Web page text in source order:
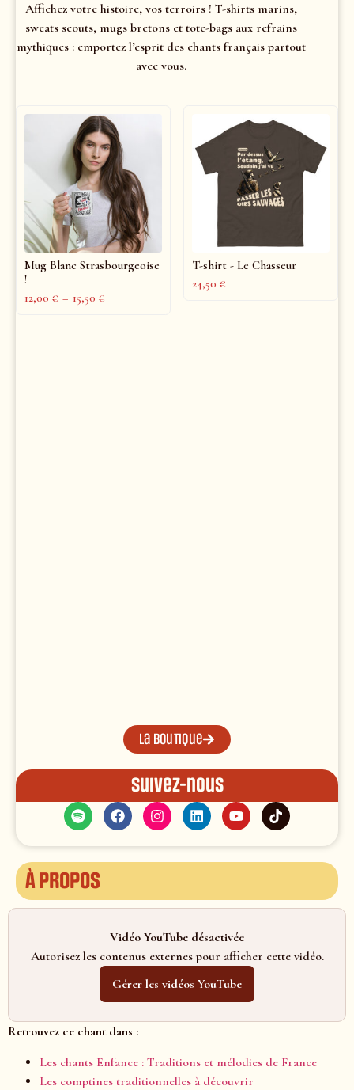
Affichez votre histoire, vos terroirs ! T-shirts marins,
sweats scouts, mugs bretons et tote-bags aux refrains
mythiques : emportez l’esprit des chants français partout
avec vous.
Mug Blanc Strasbourgeoise
!
12,00 € – 15,50 €
T-shirt - Le Chasseur
24,50 €
La boutique
Suivez-nous
À propos
Vidéo YouTube désactivée
Autorisez les contenus externes pour afficher cette vidéo.
Gérer les vidéos YouTube
Retrouvez ce chant dans :
Les chants Enfance : Traditions et mélodies de France
Les comptines traditionnelles à découvrir